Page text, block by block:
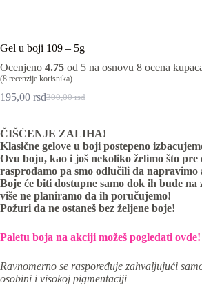
Gel u boji 109 – 5g
Ocenjeno 4.75 od 5 na osnovu 8 ocena
(8 recenzije korisnika)
300,00rsd
Originalna
je
bila:
300,00 rsd.
195,00 rsdTrenutna
je:
195,00 rsd.
ČIŠĆENJE ZALIHA!
Klasične gelove u boji postepeno
Ovu boju, kao i još nekoliko želimo što pre
rasprodamo pa smo odlučili da napravimo
Boje će biti dostupne samo dok ih bude na
više ne planiramo da ih poručujemo!
Požuri da ne ostaneš bez željene boje!
Paletu boja na akciji možeš pogledati ovde!
Ravnomerno se raspoređuje zahvaljujući
osobini i visokoj pigmentaciji